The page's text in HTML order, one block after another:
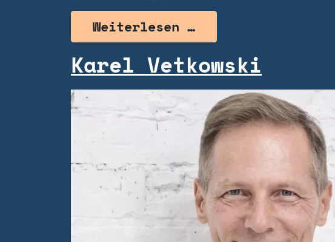
Weiterlesen …from Theresa Binder
Karel Vetkowski